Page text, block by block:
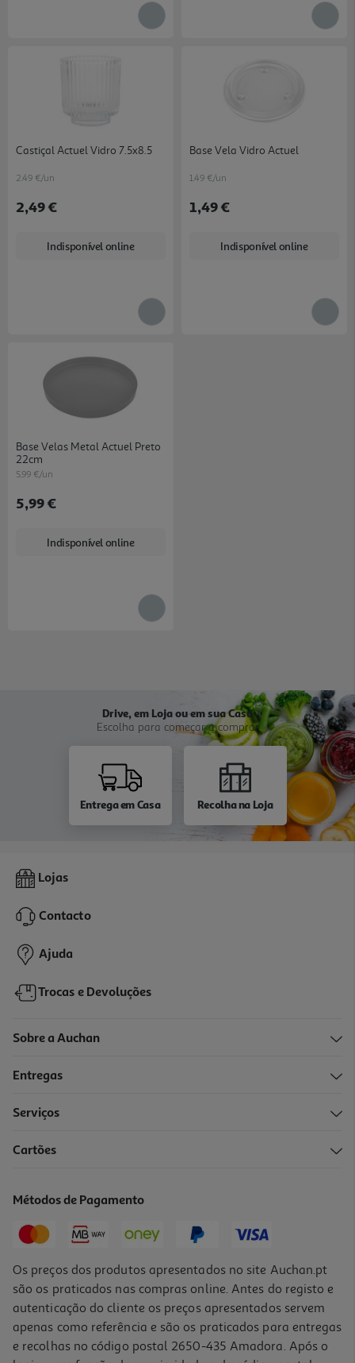
Castiçal Actuel Vidro 7.5x8.5
2.49 €/un
2,49 €
Indisponível online
Base Vela Vidro Actuel
1.49 €/un
1,49 €
Indisponível online
Base Velas Metal Actuel Preto
22cm
5.99 €/un
5,99 €
Indisponível online
Drive, em Loja ou em sua Casa
Escolha para começar a comprar
Entrega em Casa Recolha na Loja
Lojas
Contacto
Ajuda
Trocas e Devoluções
Sobre a Auchan
Entregas
Serviços
Cartões
Métodos de Pagamento
Os preços dos produtos apresentados no site Auchan.pt
são os praticados nas compras online. Antes do registo e
autenticação do cliente os preços apresentados servem
apenas como referência e são os praticados para entregas
e recolhas no código postal 2650-435 Amadora. Após o